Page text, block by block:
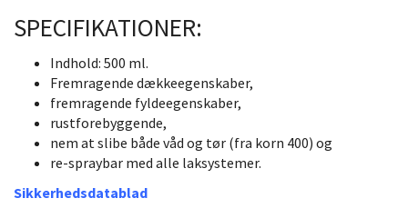
SPECIFIKATIONER:
Indhold: 500 ml.
Fremragende dækkeegenskaber,
fremragende fyldeegenskaber,
rustforebyggende,
nem at slibe både våd og tør (fra korn 400) og
re-spraybar med alle laksystemer.
Sikkerhedsdatablad